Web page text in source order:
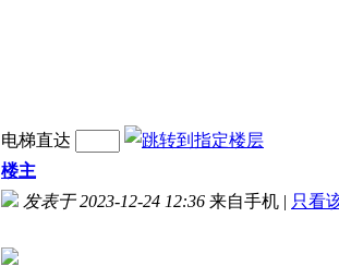
电梯直达
楼主
发表于 2023-12-24 12:36 来自手机 | 只看